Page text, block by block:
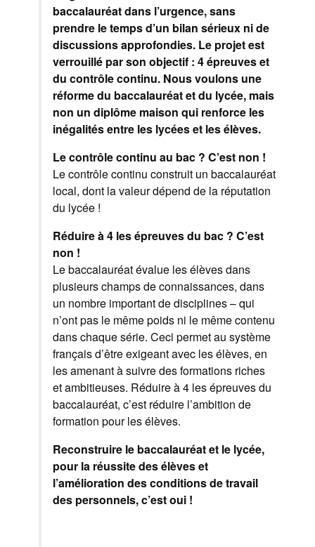
baccalauréat dans l’urgence, sans
prendre le temps d’un bilan sérieux ni de
discussions approfondies. Le projet est
verrouillé par son objectif : 4 épreuves et
du contrôle continu. Nous voulons une
réforme du baccalauréat et du lycée, mais
non un diplôme maison qui renforce les
inégalités entre les lycées et les élèves.
Le contrôle continu au bac ? C’est non !
Le contrôle continu construit un baccalauréat
local, dont la valeur dépend de la réputation
du lycée !
Réduire à 4 les épreuves du bac ? C’est
non !
Le baccalauréat évalue les élèves dans
plusieurs champs de connaissances, dans
un nombre important de disciplines – qui
n’ont pas le même poids ni le même contenu
dans chaque série. Ceci permet au système
français d’être exigeant avec les élèves, en
les amenant à suivre des formations riches
et ambitieuses. Réduire à 4 les épreuves du
baccalauréat, c’est réduire l’ambition de
formation pour les élèves.
Reconstruire le baccalauréat et le lycée,
pour la réussite des élèves et
l’amélioration des conditions de travail
des personnels, c’est oui !